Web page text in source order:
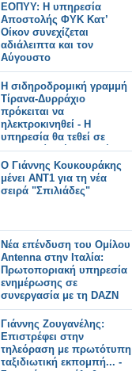
ΕΟΠΥΥ: Η υπηρεσία
Αποστολής ΦΥΚ Κατ’
Οίκον συνεχίζεται
αδιάλειπτα και τον
Αύγουστο
Η σιδηροδρομική γραμμή
Τίρανα-Δυρράχιο
πρόκειται να
ηλεκτροκινηθεί - Η
υπηρεσία θα τεθεί σε
λειτουργία μέχρι το τέλος
του 2027.
Ο Γιάννης Κουκουράκης
μένει ΑΝΤ1 για τη νέα
σειρά "Σπιλιάδες"
Νέα επένδυση του Ομίλου
Antenna στην Ιταλία:
Πρωτοποριακή υπηρεσία
ενημέρωσης σε
συνεργασία με τη DAZΝ
Γιάννης Ζουγανέλης:
Επιστρέφει στην
τηλεόραση με πρωτότυπη
ταξιδιωτική εκπομπή... -